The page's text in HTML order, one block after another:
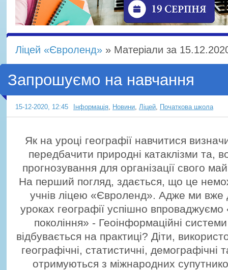
Ліцей «Євроленд» » Матеріали за
Запрошуємо на навчання
15-12-2020, 12:45 Інформація, Новини, Ліцей, Початкова школа
Як на уроці географії навчитися
передбачити природні катаклізми та,
прогнозування для організації свого
На перший погляд, здається, що це
учнів ліцею «Євроленд». Адже ми вже
уроках географії успішно впроваджуємо
покоління» - Геоінформаційні
відбувається на практиці? Діти,
географічні, статистичні, демографічні
отримуються з міжнародних